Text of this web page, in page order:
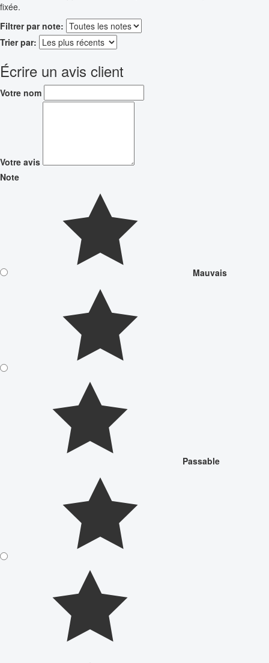
fixée.
Filtrer par note:
Trier par:
Écrire un avis client
Votre nom
Votre avis
Note
Mauvais
Passable